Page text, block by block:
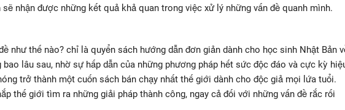
nhận được những kết quả khả quan trong việc xử lý những vấn đề quanh mình.
như thế nào? chỉ là quyển sách hướng dẫn đơn giản dành cho học sinh Nhật Bản
lâu sau, nhờ sự hấp dẫn của những phương pháp hết sức độc đáo và cực kỳ
trở thành một cuốn sách bán chạy nhất thế giới dành cho độc giả mọi lứa tuổi.
thế giới tìm ra những giải pháp thành công, ngay cả đối với những vấn đề rắc rối